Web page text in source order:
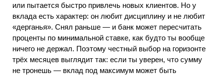
или пытается быстро привлечь новых клиентов. Но у
вклада есть характер: он любит дисциплину и не любит
«дерганья». Снял раньше — и банк может пересчитать
проценты по минимальной ставке, как будто ты вообще
ничего не держал. Поэтому честный выбор на горизонте
трёх месяцев выглядит так: если ты уверен, что сумму
не тронешь — вклад под максимум может быть